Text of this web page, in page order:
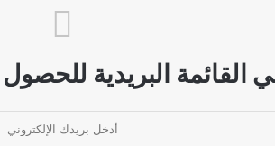
القائمة البريدية